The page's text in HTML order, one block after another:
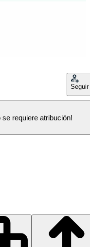
Seguir
se requiere atribución!